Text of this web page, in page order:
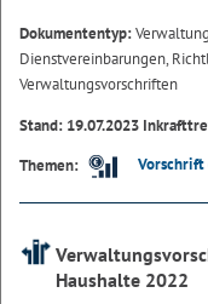
Dokumententyp:
Dienstvereinbarungen,
Verwaltungsvorschriften
Stand: 19.07.2023
Themen:
Haushalte 2022